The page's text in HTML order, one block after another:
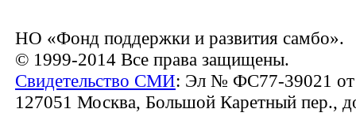
НО «Фонд поддержки и развития самбо».
© 1999-2014 Все права защищены.
Свидетельство СМИ: Эл № ФС77-39021 от
127051 Москва, Большой Каретный пер.,